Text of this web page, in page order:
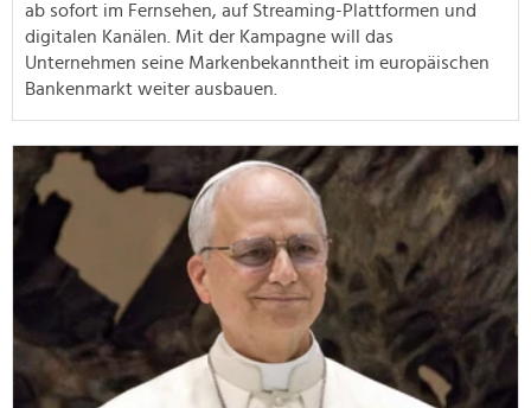
ab sofort im Fernsehen, auf Streaming-Plattformen und
digitalen Kanälen. Mit der Kampagne will das
Unternehmen seine Markenbekanntheit im europäischen
Bankenmarkt weiter ausbauen.